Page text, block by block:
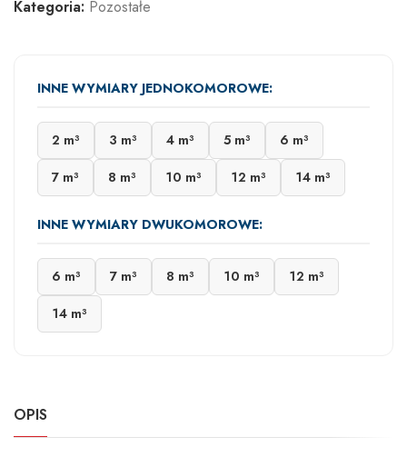
Kategoria: Pozostałe
INNE WYMIARY JEDNOKOMOROWE:
2 m³ 3 m³ 4 m³ 5 m³ 6 m³
7 m³ 8 m³ 10 m³ 12 m³ 14 m³
INNE WYMIARY DWUKOMOROWE:
6 m³ 7 m³ 8 m³ 10 m³ 12 m³
14 m³
OPIS